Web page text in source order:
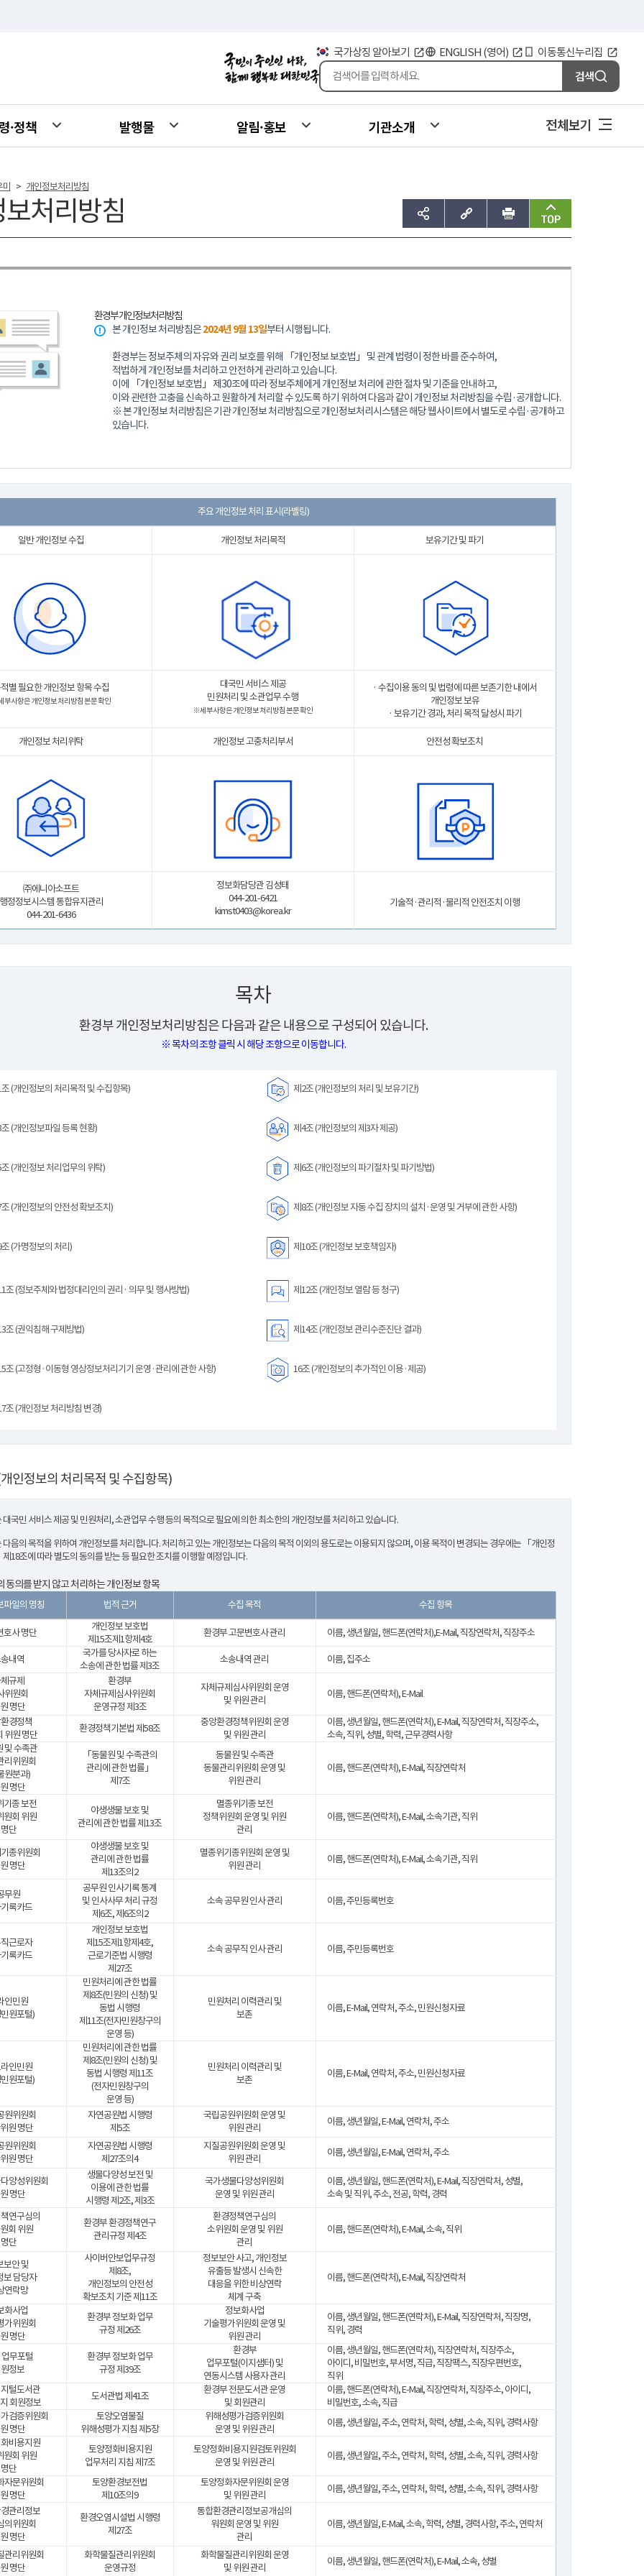
국가상징 알아보기 ENGLISH (영어) 이동통신누리집
검색
·정책 발행물 알림·홍보 기관소개 전체보기
미 > 개인정보처리방침
처리방침 sns공유하기 주소복사 인쇄 맨위로
환경부 개인정보처리방침
본 개인정보 처리방침은2024년 9월 13일부터 시행됩니다.
환경부는 정보주체의 자유와 권리 보호를 위해 「개인정보 보호법」 및 관계 법령이 정한 바를 준수하여,
적법하게 개인정보를 처리하고 안전하게 관리하고 있습니다.
이에 「개인정보 보호법」 제30조에 따라 정보주체에게 개인정보 처리에 관한 절차 및 기준을 안내하고,
이와 관련한 고충을 신속하고 원활하게 처리할 수 있도록 하기 위하여 다음과 같이 개인정보 처리방침을 수립·공개합니다.
※ 본 개인정보 처리방침은 기관 개인정보 처리방침으로 개인정보처리시스템은 해당 웹사이트에서 별도로 수립·공개하고
있습니다.
주요 개인정보 처리 표시(라벨링)
일반 개인정보 수집 개인정보 처리목적 보유기간 및 파기
별 필요한 개인정보 항목 수집
부사항은 개인정보 처리방침 본문 확인
대국민 서비스 제공
민원처리 및 소관업무 수행
※ 세부사항은 개인정보 처리방침 본문 확인
· 수집이용 동의 및 법령에 따른 보존기한 내에서
개인정보 보유
· 보유기간 경과, 처리 목적 달성시 파기
개인정보 처리위탁 개인정보 고충처리부서 안전성 확보조치
㈜에니아소프트
정정보시스템 통합유지관리
044-201-6436
정보화담당관 김성태
044-201-6421
kimst0403@korea.kr
기술적·관리적·물리적 안전조치 이행
목차
환경부 개인정보처리방침은 다음과 같은 내용으로 구성되어 있습니다.
※ 목차의 조항 클릭 시 해당 조항으로 이동합니다.
(개인정보의 처리목적 및 수집항목) 제2조 (개인정보의 처리 및 보유기간)
(개인정보파일 등록 현황) 제4조 (개인정보의 제3자 제공)
(개인정보 처리업무의 위탁) 제6조 (개인정보의 파기절차 및 파기방법)
(개인정보의 안전성 확보조치) 제8조 (개인정보 자동 수집 장치의 설치·운영 및 거부에 관한 사항)
(가명정보의 처리) 제10조 (개인정보 보호책임자)
조 (정보주체와 법정대리인의 권리· 의무 및 행사방법) 제12조 (개인정보 열람 등 청구)
조 (권익침해 구제방법) 제14조 (개인정보 관리수준진단 결과)
조 (고정형·이동형 영상정보처리기기 운영·관리에 관한 사항) 16조 (개인정보의 추가적인 이용·제공)
조 (개인정보 처리방침 변경)
인정보의 처리목적 및 수집항목)
국민 서비스 제공 및 민원처리, 소관업무 수행 등의 목적으로 필요에 의한 최소한의 개인정보를 처리하고 있습니다.
음의 목적을 위하여 개인정보를 처리합니다. 처리하고 있는 개인정보는 다음의 목적 이외의 용도로는 이용되지 않으며, 이용 목적이 변경되는 경우에는 「개인정
18조에 따라 별도의 동의를 받는 등 필요한 조치를 이행할 예정입니다.
의를 받지 않고 처리하는 개인정보 항목
파일의 명칭 법적 근거 수집 목적 수집 항목
호사 명단
개인정보 보호법
제15조제1항제4호
환경부 고문변호사 관리 이름, 생년월일, 핸드폰(연락처),E-Mail, 직장연락처, 직장주소
내역
국가를 당사자로 하는
소송에 관한 법률 제3조
소송내역 관리
이름, 집주소
규제
위원회
명단
환경부
자체규제심사위원회
운영규정 제3조
자체규제심사위원회 운영
및 위원 관리
이름, 핸드폰(연락처), E-Mail
경정책
위원 명단
환경정책기본법 제58조
중앙환경정책위원회 운영
및 위원 관리
이름, 생년월일, 핸드폰(연락처), E-Mail, 직장연락처, 직장주소,
소속, 직위, 성별, 학력, 근무경력사항
및 수족관
리위원회
원분과)
명단
「동물원 및 수족관의
관리에 관한 법률」
제7조
동물원 및 수족관
동물관리위원회 운영 및
위원 관리
이름, 핸드폰(연락처), E-Mail, 직장연락처
기종 보전
원회 위원
명단
야생생물 보호 및
관리에 관한 법률 제13조
멸종위기종 보전
정책위원회 운영 및 위원
관리
이름, 핸드폰(연락처), E-Mail, 소속기관, 직위
종위원회
명단
야생생물 보호 및
관리에 관한 법률
제13조의2
멸종위기종위원회 운영 및
위원 관리
이름, 핸드폰(연락처), E-Mail, 소속기관, 직위
무원
록카드
공무원 인사기록 통계
및 인사사무 처리 규정
제6조, 제6조의2
소속 공무원 인사 관리 이름, 주민등록번호
근로자
록카드
개인정보 보호법
제15조제1항제4호,
근로기준법 시행령
제27조
소속 공무직 인사 관리 이름, 주민등록번호
인민원
원포털)
민원처리에 관한 법률
제8조(민원의 신청) 및
동법 시행령
제11조(전자민원창구의
운영 등)
민원처리 이력관리 및
보존
이름, E-Mail, 연락처, 주소, 민원신청자료
인민원
원포털)
민원처리에 관한 법률
제8조(민원의 신청) 및
동법 시행령 제11조
(전자민원창구의
운영 등)
민원처리 이력관리 및
보존
이름, E-Mail, 연락처, 주소, 민원신청자료
원위원회
원 명단
자연공원법 시행령
제5조
국립공원위원회 운영 및
위원 관리
이름, 생년월일, E-Mail, 연락처, 주소
원위원회
원 명단
자연공원법 시행령
제27조의4
지질공원위원회 운영 및
위원 관리
이름, 생년월일, E-Mail, 연락처, 주소
양성위원회
명단
생물다양성 보전 및
이용에 관한 법률
시행령 제2조, 제3조
국가생물다양성위원회
운영 및 위원 관리
이름, 생년월일, 핸드폰(연락처), E-Mail, 직장연락처, 성별,
소속 및 직위, 주소, 전공, 학력, 경력
연구심의
회 위원
명단
환경부 환경정책연구
관리규정 제4조
환경정책연구심의
소위원회 운영 및 위원
관리
이름, 핸드폰(연락처), E-Mail, 소속, 직위
보안 및
보 담당자
연락망
사이버안보업무규정
제8조,
개인정보의 안전성
확보조치 기준 제11조
정보보안 사고, 개인정보
유출등 발생시 신속한
대응을 위한 비상연락
체계 구축
이름, 핸드폰(연락처), E-Mail, 직장연락처
화사업
가위원회
명단
환경부 정보화 업무
규정 제26조
정보화사업
기술평가위원회 운영 및
위원 관리
이름, 생년월일, 핸드폰(연락처), E-Mail, 직장연락처, 직장명,
직위, 경력
무포털
정보
환경부 정보화 업무
규정 제39조
환경부
업무포털(이지샘터) 및
연동시스템 사용자 관리
이름, 생년월일, 핸드폰(연락처), 직장연락처, 직장주소,
아이디, 비밀번호, 부서명, 직급, 직장팩스, 직장우편번호,
직위
털도서관
회원정보
도서관법 제41조
환경부 전문도서관 운영
및 회원관리
이름, 핸드폰(연락처), E-Mail, 직장연락처, 직장주소, 아이디,
비밀번호, 소속, 직급
검증위원회
명단
토양오염물질
위해성평가 지침 제5장
위해성평가검증위원회
운영 및 위원 관리
이름, 생년월일, 주소, 연락처, 학력, 성별, 소속, 직위, 경력사항
비용지원
원회 위원
명단
토양정화비용지원
업무처리 지침 제7조
토양정화비용지원검토위원회
운영 및 위원 관리
이름, 생년월일, 주소, 연락처, 학력, 성별, 소속, 직위, 경력사항
자문위원회
명단
토양환경보전법
제10조의9
토양정화자문위원회 운영
및 위원 관리
이름, 생년월일, 주소, 연락처, 학력, 성별, 소속, 직위, 경력사항
관리정보
의위원회
명단
환경오염시설법 시행령
제27조
통합환경관리정보공개심의
워원회 운영 및 위원
관리
이름, 생년월일, E-Mail, 소속, 학력, 성별, 경력사항, 주소, 연락처
관리위원회
명단
화학물질관리위원회
운영규정
화학물질관리위원회 운영
및 위원 관리
이름, 생년월일, 핸드폰(연락처), E-Mail, 소속, 성별